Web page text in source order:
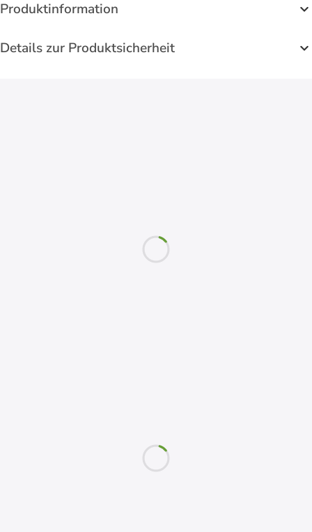
Produktinformation
Details zur Produktsicherheit